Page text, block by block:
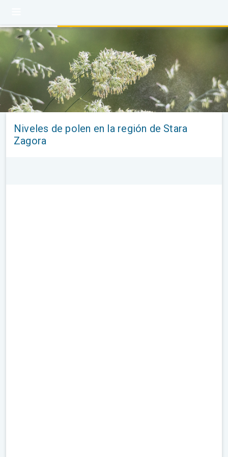
Niveles de polen en la región de Stara
Zagora